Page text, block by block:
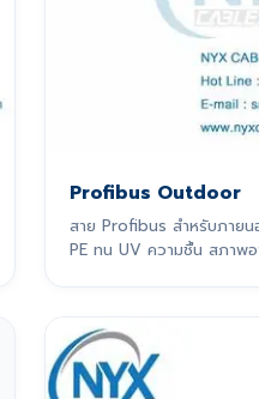
Profibus Outdoor
สาย Profibus สำหรับภายน
PE ทน UV ความชื้น สภาพอ